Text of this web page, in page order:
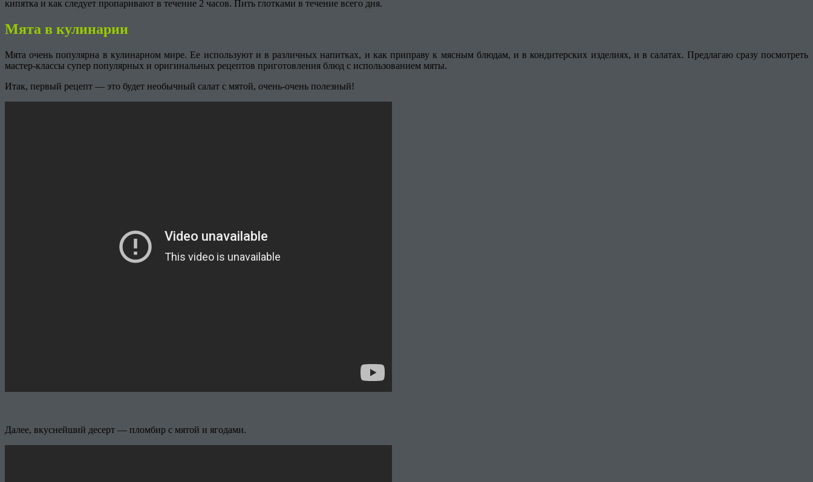
кипятка и как следует пропаривают в течение 2 часов. Пить глотками в течение всего дня.
Мята в кулинарии
Мята очень популярна в кулинарном мире. Ее используют и в различных напитках, и как приправу к мясным блюдам, и в кондитерских изделиях, и в салатах. Предлагаю сразу посмотреть
мастер-классы супер популярных и оригинальных рецептов приготовления блюд с использованием мяты.
Итак, первый рецепт — это будет необычный салат с мятой, очень-очень полезный!
Далее, вкуснейший десерт — пломбир с мятой и ягодами.